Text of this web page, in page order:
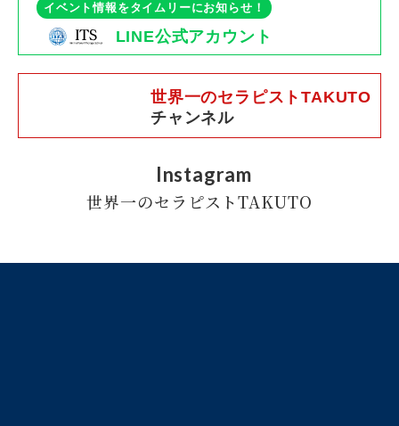
イベント情報をタイムリーにお知らせ！
LINE公式アカウント
世界一のセラピストTAKUTO
チャンネル
Instagram
世界一のセラピストTAKUTO